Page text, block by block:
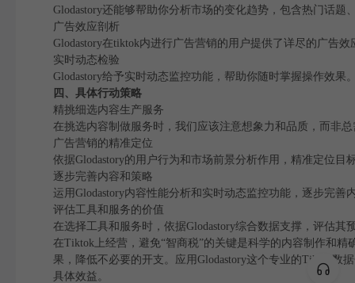
Glodastory还能够帮助你分析市场的变化趋势，包含热门话
广告效应剖析
Glodastory在tiktok内进行广告营销的用户提供了详尽的广告
实时动态检验
Glodastory给予实时动态监控功能，帮助你随时掌握操作效
四、具体行动策略
精挑细选内容生产服务
在挑选内容制做服务时，我们应该注意想象力和品质，而非
广告营销的精准定位
依据Glodastory的用户行为和市场前景分析作用，精准定位
逐步完善内容和策略
运用Glodastory内容性能分析和实时动态监控功能，逐步完
评估工具和服务的价值
在选择工具和服务时，依据Glodastory综合数据支撑，评估
在Tiktok上经营，避免“智商税”的关键是科学的内容制作和
果，降低不必要的开支。应用Glodastory这个专业的Tiktok数
具体效益。